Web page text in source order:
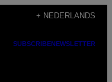
+ NEDERLANDS
SUBSCRIBENEWSLETTER